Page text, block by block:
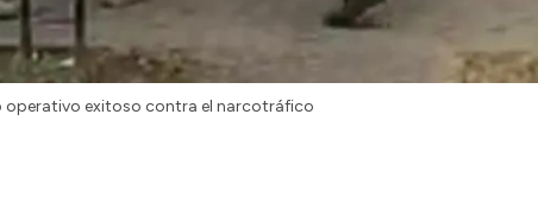
operativo exitoso contra el narcotráfico